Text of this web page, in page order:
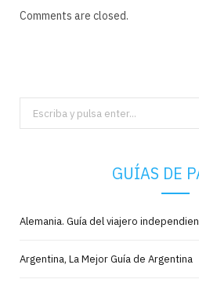
Comments are closed.
Search
for:
GUÍAS DE
Alemania. Guía del viajero
Argentina, La Mejor Guía de Argentina